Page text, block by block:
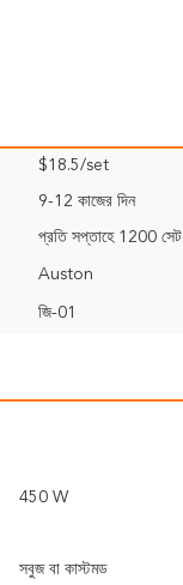
$18.5/set
9-12 কাজের দিন
প্রতি সপ্তাহে 1200 সেট
Auston
জি-01
450 W
সবুজ বা কাস্টমড